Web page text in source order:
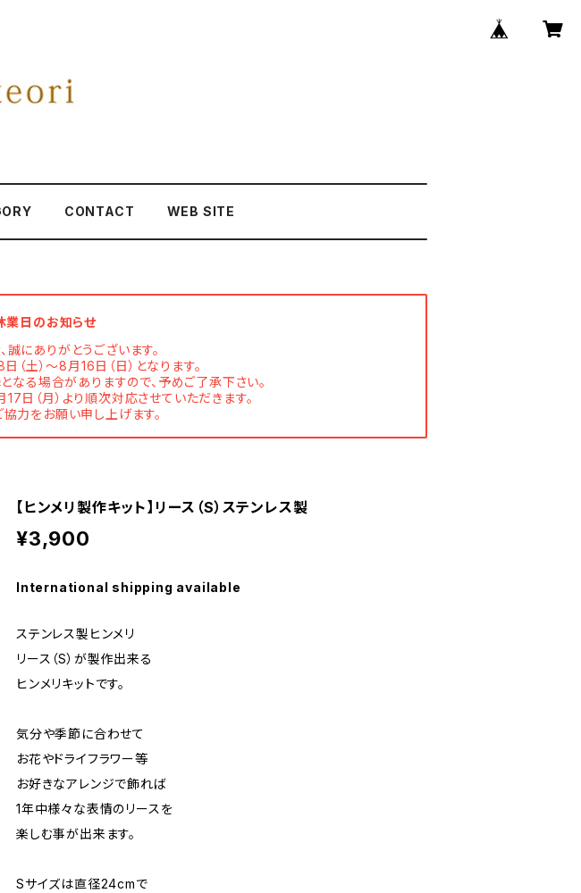
CONTACT WEB SITE
日のお知らせ
にありがとうございます。
土）～8月16日（日）となります。
なる場合がありますので、予めご了承下さい。
日（月）より順次対応させていただきます。
力をお願い申し上げます。
【ヒンメリ製作キット】リース（S）ステンレス製
¥3,900
International shipping available
ステンレス製ヒンメリ
リース（S）が製作出来る
ヒンメリキットです。
気分や季節に合わせて
お花やドライフラワー等
お好きなアレンジで飾れば
1年中様々な表情のリースを
楽しむ事が出来ます。
Sサイズは直径24cmで